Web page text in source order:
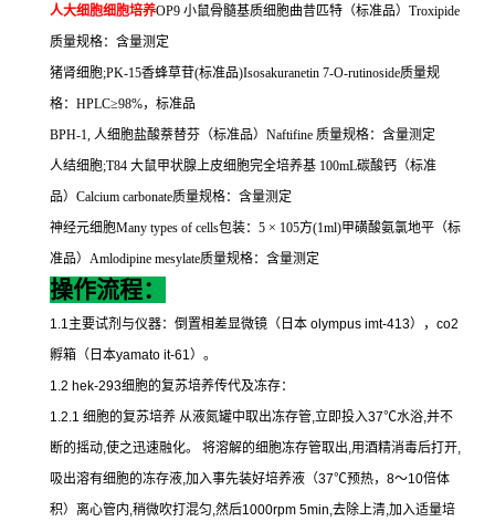
人大细胞细胞培养OP9 小鼠骨髓基质细胞曲昔匹特（标准品） Troxipide
质量规格：含量测定
猪肾细胞;PK-15香蜂草苷(标准品)Isosakuranetin 7-O-rutinoside质量规
格： HPLC≥98%，标准品
BPH-1, 人细胞盐酸萘替芬（标准品） Naftifine 质量规格：含量测定
人结细胞;T84 大鼠甲状腺上皮细胞完全培养基 100mL碳酸钙（标准
品） Calcium carbonate质量规格：含量测定
神经元细胞Many types of cells包装： 5 × 105方(1ml)甲磺酸氨氯地平（标
准品） Amlodipine mesylate质量规格：含量测定
操作流程：
1.1主要试剂与仪器：倒置相差显微镜（日本 olympus imt-413）， co2
孵箱（日本yamato it-61）。
1.2 hek-293细胞的复苏培养传代及冻存：
1.2.1 细胞的复苏培养 从液氮罐中取出冻存管,立即投入37℃水浴,并不
断的摇动,使之迅速融化。 将溶解的细胞冻存管取出,用酒精消毒后打开,
吸出溶有细胞的冻存液,加入事先装好培养液（37℃预热， 8～10倍体
积）离心管内,稍微吹打混匀,然后1000rpm 5min,去除上清,加入适量培